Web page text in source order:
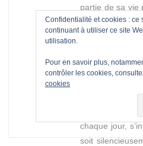
partie de sa vie
toujours facile
y a un être
beaucoup de
affectée parce
moment.
l’indifférence
casse-pied
chaque jour,
soit
Confidentialité et cookies : ce
continuant à utiliser ce site
utilisation.
Pour en savoir plus,
contrôler les cookies,
cookies